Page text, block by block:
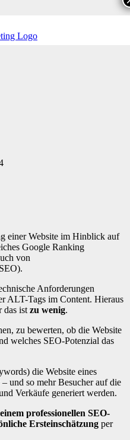
– UND
einer Website im Hinblick auf
Google Ranking
von
Anforderungen
ALT-Tags im Content. Hieraus
das ist zu wenig.
zu bewerten, ob die Website
welches SEO-Potenzial das
die Website eines
und so mehr Besucher auf die
Verkäufe generiert werden.
professionellen SEO-
Ersteinschätzung per